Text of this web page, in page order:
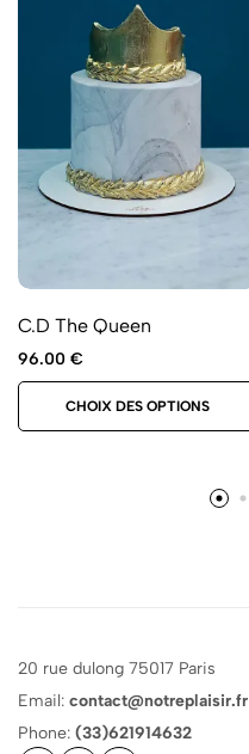
C.D The Queen
96.00 €
CHOIX DES OPTIONS
20 rue dulong 75017 Paris
Email: contact@notreplaisir.fr
Phone: (33)621914632